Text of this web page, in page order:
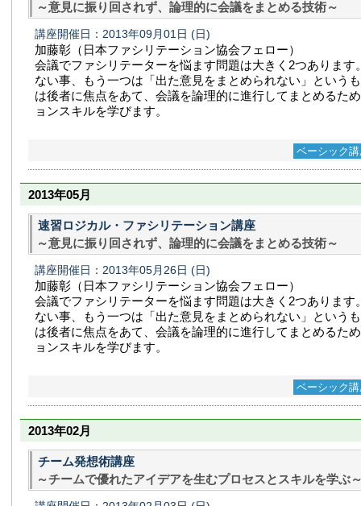
～意見に振り回されず、論理的に会議をまとめる技術～
講座開催日：2013年09月01日 (日)
加藤彰（日本ファシリテーション協会フェロー）
会議でファシリテーターを悩ます問題は大きく2つあります
ない事、もう一つは「出た意見をまとめられない」という
は後者に焦点をあて、会議を論理的に進行してまとめるた
ョンスキルを学びます。
ベーシック
2013年05月
速習ロジカル・ファシリテーション講座
～意見に振り回されず、論理的に会議をまとめる技術～
講座開催日：2013年05月26日 (日)
加藤彰（日本ファシリテーション協会フェロー）
会議でファシリテーターを悩ます問題は大きく2つあります
ない事、もう一つは「出た意見をまとめられない」という
は後者に焦点をあて、会議を論理的に進行してまとめるた
ョンスキルを学びます。
ベーシック
2013年02月
チーム発想術講座
～チームで優れたアイデアを生むプロセスとスキルを学ぶ